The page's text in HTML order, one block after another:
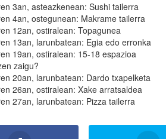
3an, asteazkenean: Sushi tailerra
4an, ostegunean: Makrame tailerra
12an, ostiralean: Topagunea
13an, larunbatean: Egia edo erronka
19an, ostiralean: 15-18 espazioa
zaigu?
20an, larunbatean: Dardo txapelketa
26an, ostiralean: Xake arratsaldea
27an, larunbatean: Pizza tailerra